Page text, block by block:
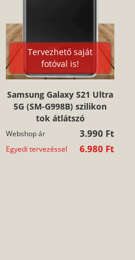
Tervezhető saját
fotóval is!
Samsung Galaxy S21 Ultra
5G (SM-G998B) szilikon
tok átlátszó
Webshop ár 3.990 Ft
Egyedi tervezéssel 6.980 Ft